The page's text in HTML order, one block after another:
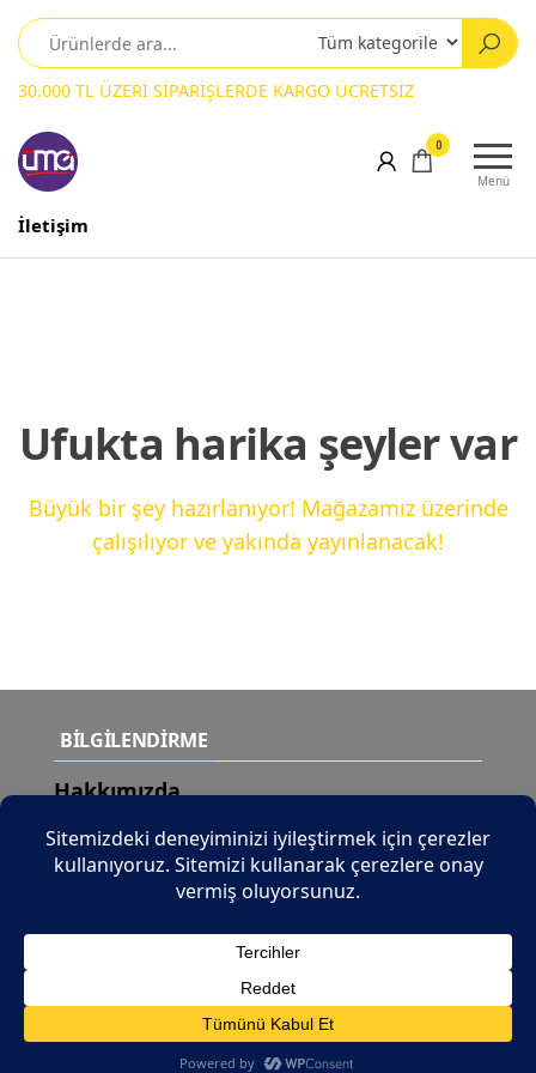
30.000 TL ÜZERİ SİPARİŞLERDE KARGO ÜCRETSİZ
Menü
0
İletişim
Ufukta harika şeyler var
Büyük bir şey hazırlanıyor! Mağazamız üzerinde
çalışılıyor ve yakında yayınlanacak!
BİLGİLENDİRME
Hakkımızda
Teslimat Şartları
Yeni Ürünler
© 2026 Tüm Hakları Saklıdır |
b2b.tuncaymotor.com